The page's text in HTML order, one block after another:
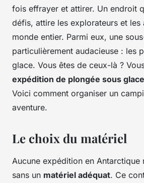
fois effrayer et attirer. Un endroit
défis, attire les explorateurs et les
monde entier. Parmi eux, une
particulièrement audacieuse : les
glace. Vous êtes de ceux-là ?
expédition de plongée sous
Voici comment organiser un
aventure.
Le choix du matériel
Aucune expédition en Antarctique
sans un matériel adéquat. Ce